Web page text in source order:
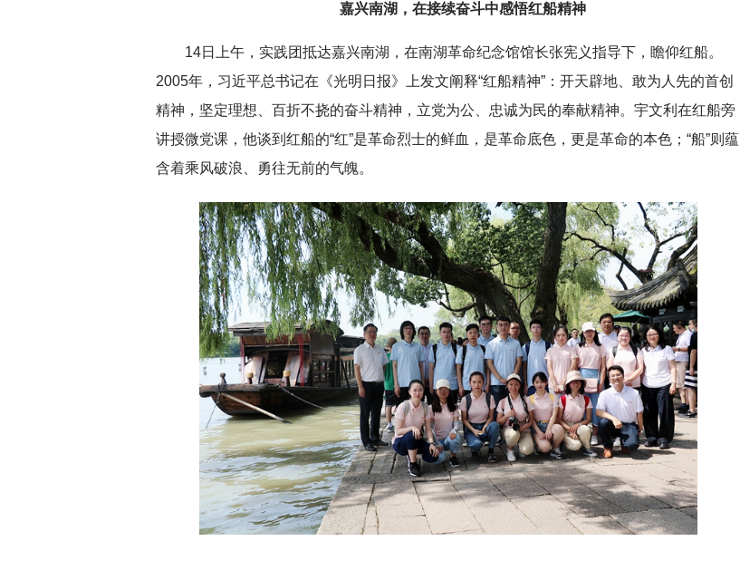
嘉兴南湖，在接续奋斗中感悟红船精神
14日上午，实践团抵达嘉兴南湖，在南湖革命纪念馆馆长张宪义指导下，瞻仰红船。
2005年，习近平总书记在《光明日报》上发文阐释“红船精神”：开天辟地、敢为人先的首创
精神，坚定理想、百折不挠的奋斗精神，立党为公、忠诚为民的奉献精神。宇文利在红船旁
讲授微党课，他谈到红船的“红”是革命烈士的鲜血，是革命底色，更是革命的本色；“船”则蕴
含着乘风破浪、勇往无前的气魄。